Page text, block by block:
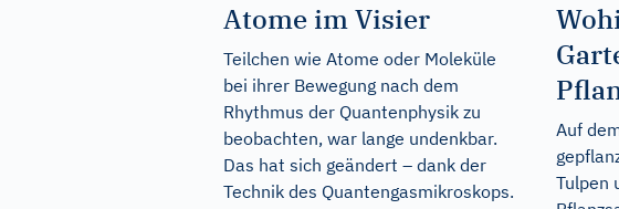
Atome im Visier
Teilchen wie Atome oder Moleküle
bei ihrer Bewegung nach dem
Rhythmus der Quantenphysik zu
beobachten, war lange undenkbar.
Das hat sich geändert – dank der
Technik des Quantengasmikroskops.
Auf
Tulpen